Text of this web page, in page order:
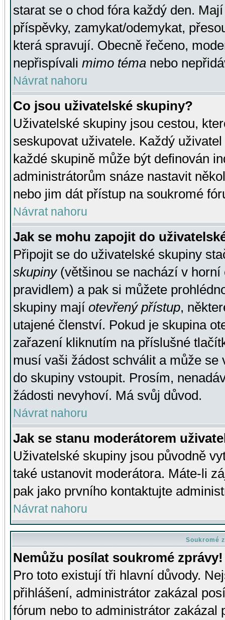
starat se o chod fóra každý den.
příspěvky, zamykat/odemykat,
která spravují. Obecně řečeno,
nepřispívali mimo téma nebo
Návrat nahoru
Co jsou uživatelské skupiny?
Uživatelské skupiny jsou cestou,
seskupovat uživatele. Každý
každé skupině může být definován
administrátorům snáze nastavit
nebo jim dát přístup na soukromé
Návrat nahoru
Jak se mohu zapojit do
Připojit se do uživatelské skupiny
skupiny(většinou se nachází v horní
pravidlem) a pak si můžete
skupiny mají otevřený přístup,
utajené členství. Pokud je skupina
zařazení kliknutím na příslušné
musí vaši žádost schválit a může se
do skupiny vstoupit. Prosím,
žádosti nevyhoví. Má svůj důvod.
Návrat nahoru
Jak se stanu moderátorem
Uživatelské skupiny jsou původně
také ustanovit moderátora. Máte-li
pak jako prvního kontaktujte
Návrat nahoru
Soukromé
Nemůžu posílat soukromé zprávy!
Pro toto existují tři hlavní důvody.
přihlášení, administrátor zakázal
fórum nebo to administrátor zakázal